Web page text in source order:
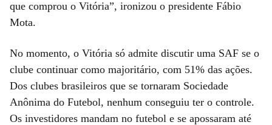
que comprou o Vitória”, ironizou o presidente Fábio
Mota.
No momento, o Vitória só admite discutir uma SAF se o
clube continuar como majoritário, com 51% das ações.
Dos clubes brasileiros que se tornaram Sociedade
Anônima do Futebol, nenhum conseguiu ter o controle.
Os investidores mandam no futebol e se apossaram até